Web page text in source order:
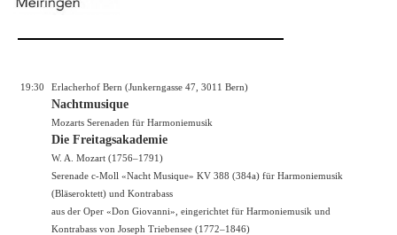
19:30 Erlacherhof Bern (Junkerngasse 47, 3011 Bern)
Nachtmusique
Mozarts Serenaden für Harmoniemusik
Die Freitagsakademie
W. A. Mozart (1756–1791)
Serenade c-Moll «Nacht Musique» KV 388 (384a) für Harmoniemusik
(Bläseroktett) und Kontrabass
aus der Oper «Don Giovanni», eingerichtet für Harmoniemusik und
Kontrabass von Joseph Triebensee (1772–1846)